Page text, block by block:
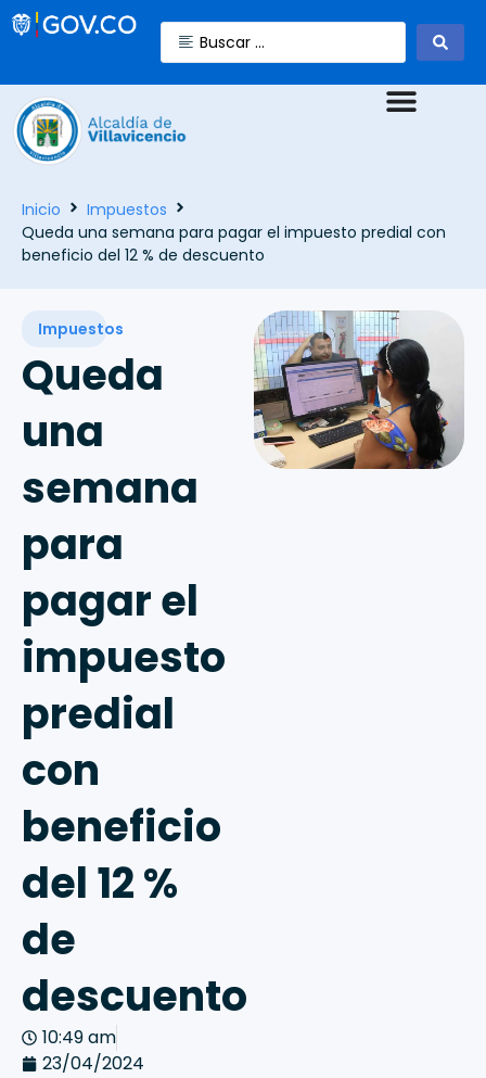
Inicio
Impuestos
Queda una semana para pagar el impuesto predial con
beneficio del 12 % de descuento
Impuestos
Queda
una
semana
para
pagar el
impuesto
predial
con
beneficio
del 12 %
de
descuento
10:49 am
23/04/2024